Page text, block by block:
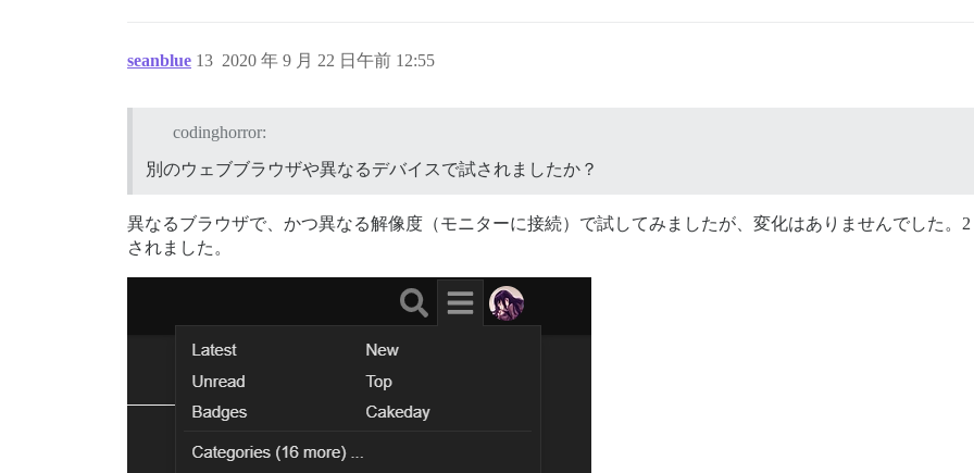
seanblue 2020 年 9 月 22 日午前 12:55
13
codinghorror:
別のウェブブラウザや異なるデバイスで試されましたか？
異なるブラウザで、かつ異なる解像度（モニターに接続）で試してみましたが、変化はありませんでした。
されました。